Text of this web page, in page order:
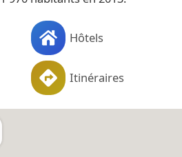
Hôtels
Itinéraires